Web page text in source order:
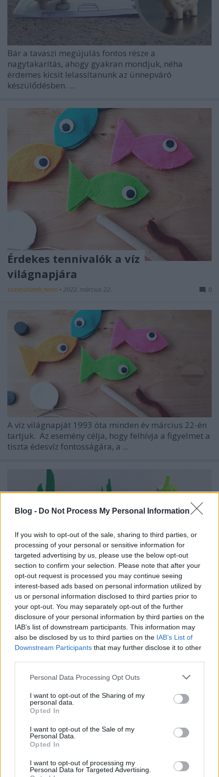
Blog - Do Not Process My Personal Information
If you wish to opt-out of the sale, sharing to third parties, or
processing of your personal or sensitive information for
targeted advertising by us, please use the below opt-out
section to confirm your selection. Please note that after your
opt-out request is processed you may continue seeing
interest-based ads based on personal information utilized by
us or personal information disclosed to third parties prior to
your opt-out. You may separately opt-out of the further
disclosure of your personal information by third parties on the
IAB’s list of downstream participants. This information may
also be disclosed by us to third parties on the IAB’s List of
Downstream Participants that may further disclose it to other
Please note that this website/app uses one or more Google
not limited to your visit or usage behaviour. You may click to
grant or deny consent to Google and its third-party tags to
use your data for below specified purposes in below Google
consent section.
Personal Data Processing Opt Outs
I want to opt-out of the Sharing of my
personal data.
Opted In
I want to opt-out of the Sale of my
Personal Data.
Opted In
I want to opt-out of processing my
Personal Data for Targeted Advertising.
Bár a tavaszi megújulás fontos része a
nagytakarítás, ahogy gyakran mondjuk, néha
érdemes kicsit lelassítanunk az ünnepváró
készülődésben. ...
Érdekes tennivalók a víz
világnapjára
színesötletek_team • 2022. március 22. 0
A víz világnapját 1993 óta minden év március 22-én
tartjuk. Az esemény célja, hogy felhívja a figyelmet a
tiszta édesvíz fontosságára, a ...
Beköltöztetjük a kiskertet a
gyerekszobába!
színesötletek_team•2022. március 19.